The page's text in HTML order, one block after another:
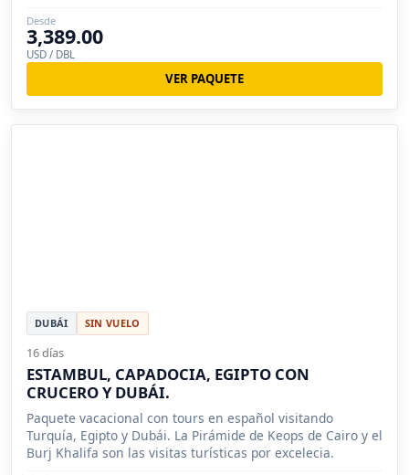
Desde
3,389.00
USD / DBL
VER PAQUETE
DUBÁI SIN VUELO
16 días
ESTAMBUL, CAPADOCIA, EGIPTO CON
CRUCERO Y DUBÁI.
Paquete vacacional con tours en español visitando
Turquía, Egipto y Dubái. La Pirámide de Keops de Cairo y el
Burj Khalifa son las visitas turísticas por excelecia.